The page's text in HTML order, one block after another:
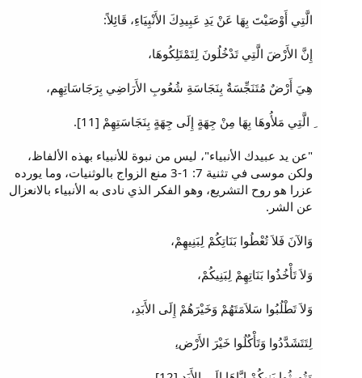
الَّتِي أَوْصَيْتَ بِهَا عَنْ يَدِ عَبِيدِكَ الأَنْبِيَاءِ، قَائِلاً:
إِنَّ الأَرْضَ الَّتِي تَدْخُلُونَ لِتَمْتَلِكُوهَا،
هِيَ أَرْضٌ مُتَنَجِّسَةٌ بِنَجَاسَةِ شُعُوبِ الأَرَاضِي بِرَجَاسَاتِهِم،
ِ الَّتِي مَلأُوهَا بِهَا مِنْ جِهَةٍ إِلَى جِهَةٍ بِنَجَاسَتِهِمْ [11].
"عن يد عبيدك الأنبياء"، ليس من نبوة للأنبياء بهذه الألفاظ،
ولكن موسى في تثنية 7: 1-3 منع الزواج بالوثنيات، وما يورده
عزرا هو روح التشريع، وهو الفكر الذي نادى به الأنبياء بالانعزال
عن الشر.
وَالآنَ فَلاَ تُعْطُوا بَنَاتِكُمْ لِبَنِيهِمْ،
وَلاَ تَأْخُذُوا بَنَاتِهِمْ لِبَنِيكُمْ،
وَلاَ تَطْلُبُوا سَلاَمَتَهُمْ وَخَيْرَهُمْ إِلَى الأَبَدِ،
لِتَتَشَدَّدُوا وَتَأْكُلُوا خَيْرَ الأَرْض،ِ